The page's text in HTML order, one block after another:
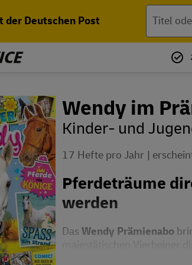
der Deutschen Post
Wendy im
Kinder- und
17 Hefte pro Jahr
Pferdeträume
werden
Das Wendy Prämienabo
majestätischen Vierbeiner